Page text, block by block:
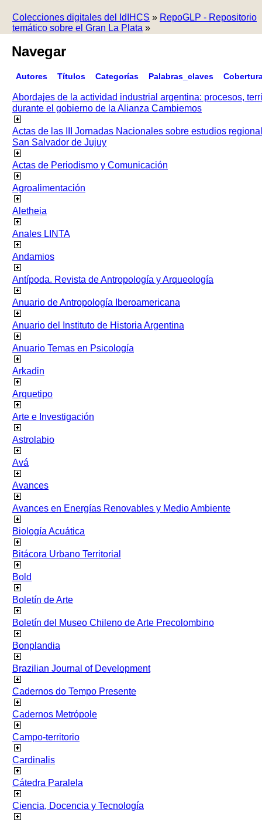
Colecciones digitales del IdIHCS » RepoGLP - Repositorio
temático sobre el Gran La Plata »
Navegar
Autores Títulos Categorías Palabras_claves
Abordajes de la actividad industrial argentina: procesos,
durante el gobierno de la Alianza Cambiemos
Actas de las III Jornadas Nacionales sobre estudios
San Salvador de Jujuy
Actas de Periodismo y Comunicación
Agroalimentación
Aletheia
Anales LINTA
Andamios
Antípoda. Revista de Antropología y Arqueología
Anuario de Antropología Iberoamericana
Anuario del Instituto de Historia Argentina
Anuario Temas en Psicología
Arkadin
Arquetipo
Arte e Investigación
Astrolabio
Avá
Avances
Avances en Energías Renovables y Medio Ambiente
Biología Acuática
Bitácora Urbano Territorial
Bold
Boletín de Arte
Boletín del Museo Chileno de Arte Precolombino
Bonplandia
Brazilian Journal of Development
Cadernos do Tempo Presente
Cadernos Metrópole
Campo-territorio
Cardinalis
Cátedra Paralela
Ciencia, Docencia y Tecnología